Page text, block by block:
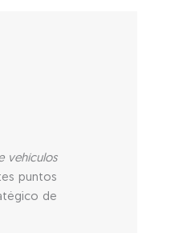
vehículos
puntos
de